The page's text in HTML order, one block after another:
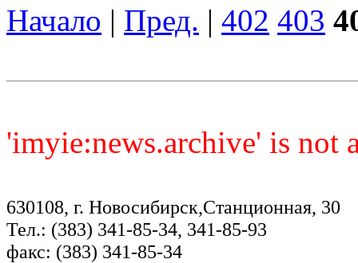
Начало | Пред. | 402 403
'imyie:news.archive' is not
630108, г. Новосибирск,Станционная, 30
Тел.: (383) 341-85-34, 341-85-93
факс: (383) 341-85-34